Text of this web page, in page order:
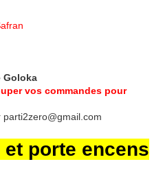
Goloka
vos commandes pour
porte encens